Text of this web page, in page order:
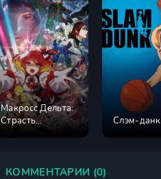
Макросс Дельта:
Страсть
Валькирий
Слэм-данк
КОММЕНТАРИИ (0)